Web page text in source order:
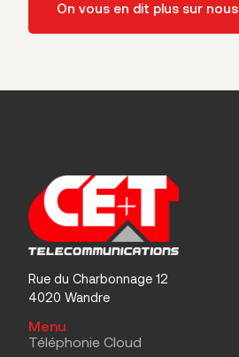
On vous en dit plus sur nous
Rue du Charbonnage 12
4020 Wandre
Menu
Téléphonie Cloud